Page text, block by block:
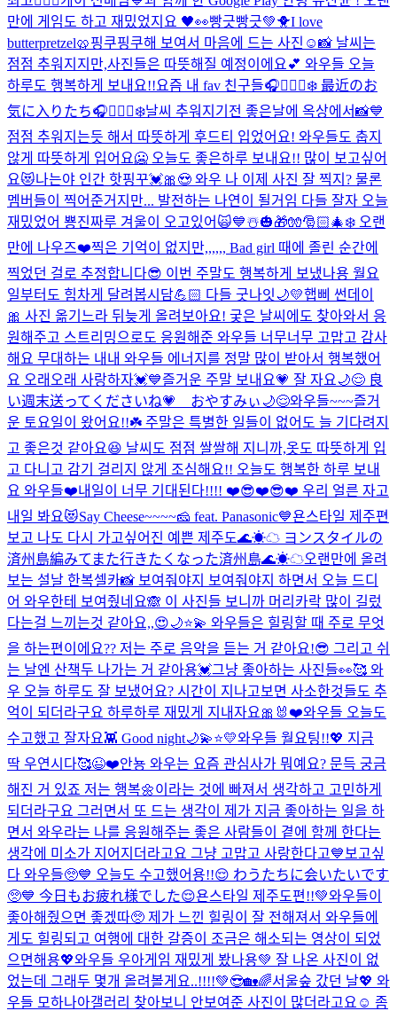
만에 게임도 하고 재밌었지요 🖤👀빵긋빵긋💚🐥I love
butterpretzel🥨핑쿠핑쿠해 보여서 마음에 드는 사진☺️📸 날씨는
점점 추워지지만,사진들은 따뜻해질 예정이에요💕 와우들 오늘
하루도 행복하게 보내요!!요즘 내 fav 친구들🎧🧘🏻‍♀️❄️ 最近のお
気に入りたち🎧🧘🏻‍♀️❄️날씨 추워지기전 좋은날에 옥상에서📸💙
점점 추워지는듯 해서 따뜻하게 후드티 입었어요! 와우들도 춥지
않게 따뜻하게 입어요🥶 오늘도 좋은하루 보내요!! 많이 보고싶어
요😻나는야 인간 핫핑꾸💓🎀😍 와우 나 이제 사진 잘 찍지? 물론
멤버들이 찍어준거지만... 발전하는 나연이 될거임 다들 잘자 오늘
재밌었어 뿅진짜루 겨울이 오고있어🙀💙☃️🎃🎁🧤🎅🏻🎄❄️ 오랜
만에 나우즈❤️찍은 기억이 없지만,,,,,, Bad girl 때에 졸린 순간에
찍었던 걸로 추정합니다😎 이번 주말도 행복하게 보냈나용 월요
일부터도 힘차게 달려봅시담💪🏻 다들 굿나잇🌙💛햅삐 썬데이
🎀 사진 옮기느라 뒤늦게 올려보아요! 궂은 날씨에도 찾아와서 응
원해주고 스트리밍으로도 응원해준 와우들 너무너무 고맙고 감사
해요 무대하는 내내 와우들 에너지를 정말 많이 받아서 행복했어
요 오래오래 사랑하자💓💙즐거운 주말 보내요💗 잘 자요🌙😌 良
い週末送ってくださいね💗 おやすみぃ🌙😌와우들~~~즐거
운 토요일이 왔어요!!☘️ 주말은 특별한 일들이 없어도 늘 기다려지
고 좋은것 같아요😆 날씨도 점점 쌀쌀해 지니까,옷도 따뜻하게 입
고 다니고 감기 걸리지 않게 조심해요!! 오늘도 행복한 하루 보내
요 와우들❤️내일이 너무 기대된다!!!! ❤️😎❤️😎❤️ 우리 얼른 자고
내일 봐요😻Say Cheese~~~~🧀 feat. Panasonic💙욘스타일 제주편
보고 나도 다시 가고싶어진 예쁜 제주도🌊☀︎☁︎ ヨンスタイルの
済州島編みてまた行きたくなった済州島🌊☀︎☁︎오랜만에 올려
보는 설날 한복셀카📸 보여줘야지 보여줘야지 하면서 오늘 드디
어 와우한테 보여줬네요🙈 이 사진들 보니까 머리카락 많이 길렀
다는걸 느끼는것 같아요,,😍🌙⭐️💫 와우들은 힐링할 때 주로 무엇
을 하는편이에요?? 저는 주로 음악을 듣는 거 같아요!😎 그리고 쉬
는 날엔 산책두 나가는 거 같아용💓그냥 좋아하는 사진들👀🥰 와
우 오늘 하루도 잘 보냈어요? 시간이 지나고보면 사소한것들도 추
억이 되더라구요 하루하루 재밌게 지내자요🎀🐰❤️와우들 오늘도
수고했고 잘자요👾 Good night🌙💫⭐️💛와우들 월요팅!!💖 지금
딱 우연시다🥰😉❤️안뇽 와우는 요즘 관심사가 뭐예요? 문득 궁금
해진 거 있죠 저는 행복🌼이라는 것에 빠져서 생각하고 고민하게
되더라구요 그러면서 또 드는 생각이 제가 지금 좋아하는 일을 하
면서 와우라는 나를 응원해주는 좋은 사람들이 곁에 함께 한다는
생각에 미소가 지어지더라고요 그냥 고맙고 사랑한다고💙 보고싶
다 와우들🥺💙 오늘도 수고했어용!!😌 わうたちに会いたいです
🥺💙 今日もお疲れ様でした😌욘스타일 제주도편!!💚와우들이
좋아해줬으면 좋겠따🥺 제가 느낀 힐링이 잘 전해져서 와우들에
게도 힐링되고 여행에 대한 갈증이 조금은 해소되는 영상이 되었
으면해용💖와우들 우아게임 재밌게 봤나용💚 잘 나온 사진이 없
었는데 그래두 몇개 올려볼게요..!!!!💚😎🏡🌈서울숲 갔던 날💖 와
우들 모하나아갤러리 찾아보니 안보여준 사진이 많더라고요☺️ 좀